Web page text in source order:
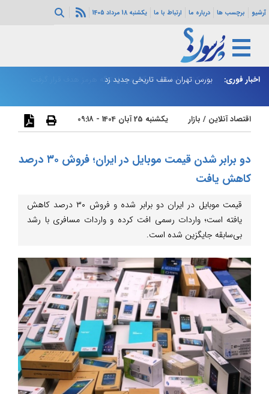
آرشیو برچسب ها درباره ما ارتباط با ما یکشنبه 18 مرداد 1405
اخبار فوری:
گرفت بورس تهران سقف تاریخی جدید زد
اقتصاد آنلاین / بازار یکشنبه 25 آبان 1404 - 09:18
دو برابر شدن قیمت موبایل در ایران؛ فروش ۳۰ درصد
کاهش یافت
قیمت موبایل در ایران دو برابر شده و فروش ۳۰ درصد کاهش
یافته است؛ واردات رسمی افت کرده و واردات مسافری با رشد
بی‌سابقه جایگزین شده است.